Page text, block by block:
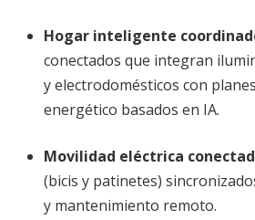
Hogar inteligente
conectados que integran
y electrodomésticos con
energético basados en IA.
Movilidad eléctrica
(bicis y patinetes)
y mantenimiento remoto.